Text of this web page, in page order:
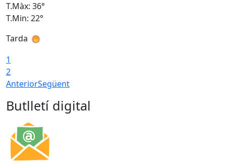
T.Màx: 36°
T.Min: 22°
Tarda
1
2
AnteriorSegüent
Butlletí digital